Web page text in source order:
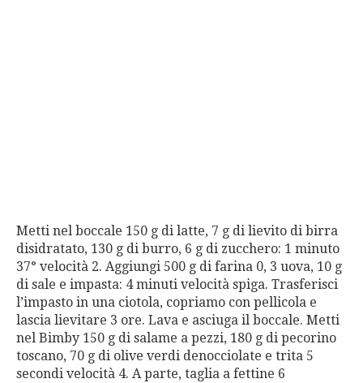
Metti nel boccale 150 g di latte, 7 g di lievito di birra
disidratato, 130 g di burro, 6 g di zucchero: 1 minuto
37° velocità 2. Aggiungi 500 g di farina 0, 3 uova, 10 g
di sale e impasta: 4 minuti velocità spiga. Trasferisci
l’impasto in una ciotola, copriamo con pellicola e
lascia lievitare 3 ore. Lava e asciuga il boccale. Metti
nel Bimby 150 g di salame a pezzi, 180 g di pecorino
toscano, 70 g di olive verdi denocciolate e trita 5
secondi velocità 4. A parte, taglia a fettine 6